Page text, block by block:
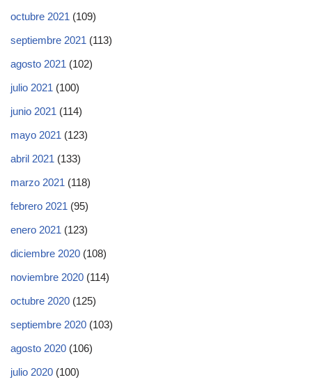
octubre 2021 (109)
septiembre 2021 (113)
agosto 2021 (102)
julio 2021 (100)
junio 2021 (114)
mayo 2021 (123)
abril 2021 (133)
marzo 2021 (118)
febrero 2021 (95)
enero 2021 (123)
diciembre 2020 (108)
noviembre 2020 (114)
octubre 2020 (125)
septiembre 2020 (103)
agosto 2020 (106)
julio 2020 (100)